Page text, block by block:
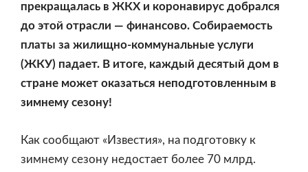
прекращалась в ЖКХ и коронавирус добрался
до этой отрасли — финансово. Собираемость
платы за жилищно-коммунальные услуги
(ЖКУ) падает. В итоге, каждый десятый дом в
стране может оказаться неподготовленным в
зимнему сезону!
Как сообщают «Известия», на подготовку к
зимнему сезону недостает более 70 млрд.